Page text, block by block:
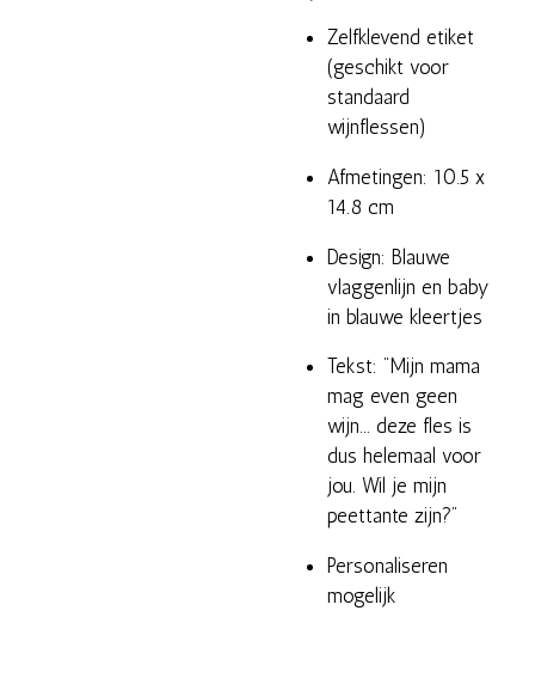
Zelfklevend etiket
(geschikt voor
standaard
wijnflessen)
Afmetingen: 10.5 x
14.8 cm
Design: Blauwe
vlaggenlijn en baby
in blauwe kleertjes
Tekst: "Mijn mama
mag even geen
wijn... deze fles is
dus helemaal voor
jou. Wil je mijn
peettante zijn?"
Personaliseren
mogelijk